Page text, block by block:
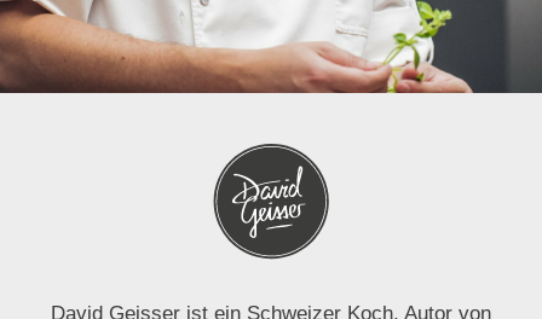
David Geisser ist ein Schweizer Koch, Autor von